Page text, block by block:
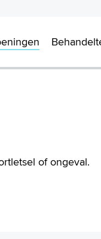
of ongeval.